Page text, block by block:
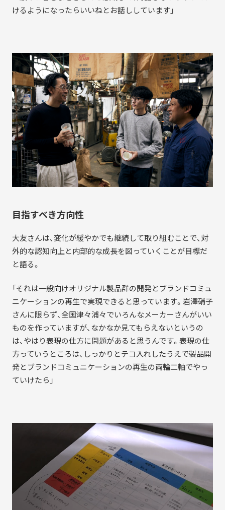
けるようになったらいいねとお話ししています」
目指すべき方向性
大友さんは、変化が緩やかでも継続して取り組むことで、対
外的な認知向上と内部的な成長を図っていくことが目標だ
と語る。
「それは一般向けオリジナル製品群の開発とブランドコミュ
ニケーションの再生で実現できると思っています。岩澤硝子
さんに限らず、全国津々浦々でいろんなメーカーさんがいい
ものを作っていますが、なかなか見てもらえないというの
は、やはり表現の仕方に問題があると思うんです。表現の仕
方っていうところは、しっかりとテコ入れしたうえで製品開
発とブランドコミュニケーションの再生の両輪二軸でやっ
ていけたら」